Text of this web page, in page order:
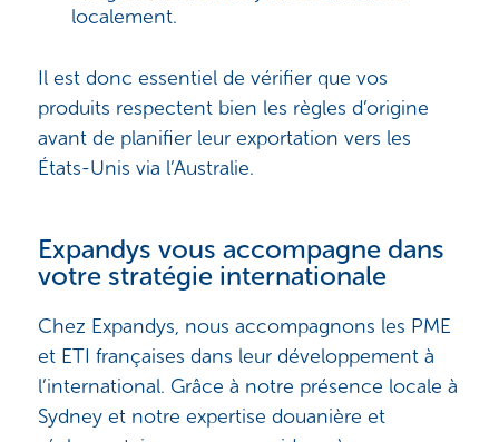
localement.
Il est donc essentiel de vérifier que vos
produits respectent bien les règles d’origine
avant de planifier leur exportation vers les
États-Unis via l’Australie.
Expandys vous accompagne dans
votre stratégie internationale
Chez Expandys, nous accompagnons les PME
et ETI françaises dans leur développement à
l’international. Grâce à notre présence locale à
Sydney et notre expertise douanière et